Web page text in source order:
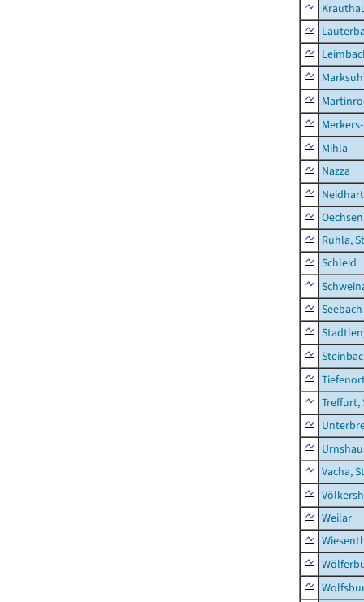
Mihla
Nazza
Oechsen
Ruhla,
Schleid
Seebach
Treffurt,
Vacha,
Weilar